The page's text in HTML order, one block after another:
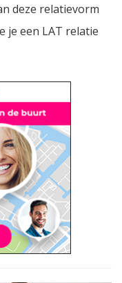
deze relatievorm
je een LAT relatie